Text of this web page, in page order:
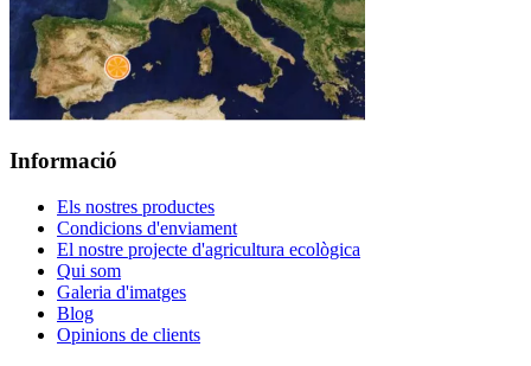
Informació
Els nostres productes
Condicions d'enviament
El nostre projecte d'agricultura ecològica
Qui som
Galeria d'imatges
Blog
Opinions de clients